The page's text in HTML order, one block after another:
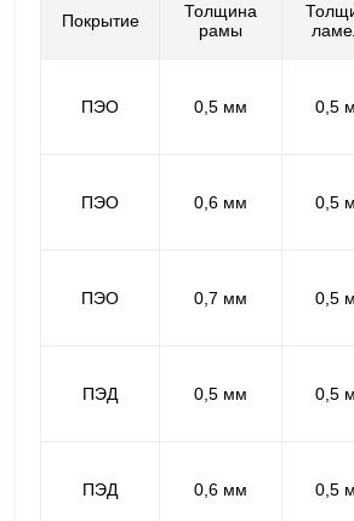
Покрытие
Толщина
рамы
ПЭО 0,5 мм 0,5
ПЭО 0,6 мм 0,5
ПЭО 0,7 мм 0,5
ПЭД 0,5 мм 0,5
ПЭД 0,6 мм 0,5